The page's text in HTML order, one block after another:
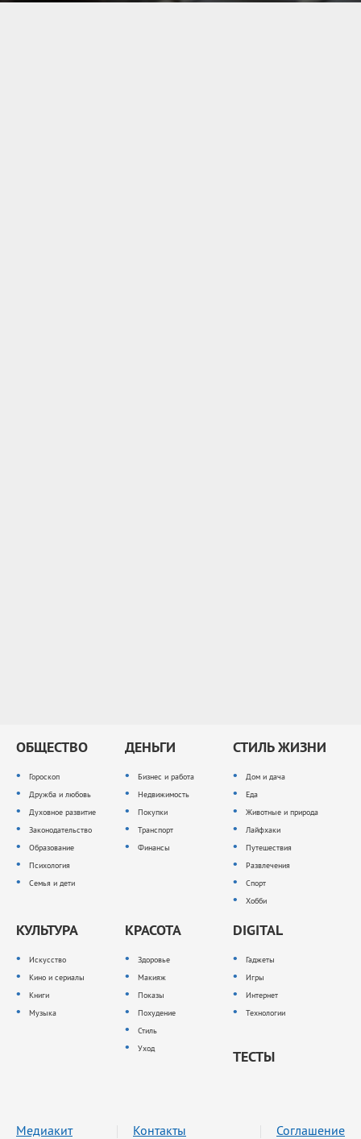
ОБЩЕСТВО
Гороскоп
Дружба и любовь
Духовное развитие
Законодательство
Образование
Психология
Семья и дети
ДЕНЬГИ
Бизнес и работа
Недвижимость
Покупки
Транспорт
Финансы
СТИЛЬ ЖИЗНИ
Дом и дача
Еда
Животные и природа
Лайфхаки
Путешествия
Развлечения
Спорт
Хобби
КУЛЬТУРА
Искусство
Кино и сериалы
Книги
Музыка
КРАСОТА
Здоровье
Макияж
Показы
Похудение
Стиль
Уход
DIGITAL
Гаджеты
Игры
Интернет
Технологии
ТЕСТЫ
Медиакит Контакты Соглашение